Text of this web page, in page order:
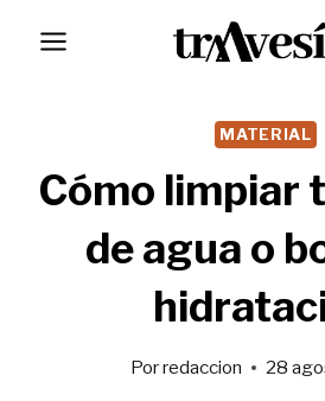
MATERIAL
Cómo limpiar
de agua o
Porredaccion 28